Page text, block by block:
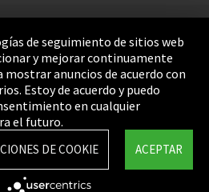
de seguimiento de sitios web
y mejorar continuamente
mostrar anuncios de acuerdo con
Estoy de acuerdo y puedo
en cualquier
el futuro.
ACEPTAR
DE COOKIE